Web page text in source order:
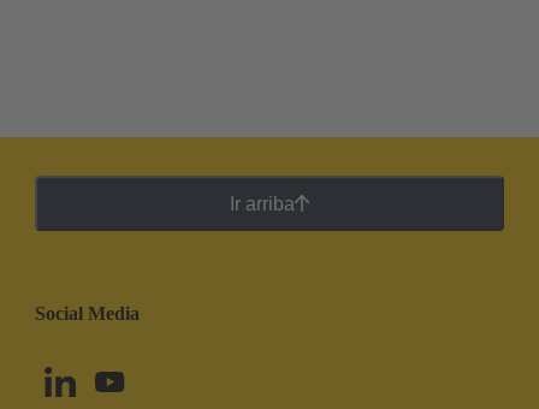
Ir arriba
Social Media